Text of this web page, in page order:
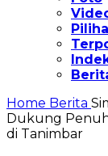
Home Berita
Dukung
di Tanimbar